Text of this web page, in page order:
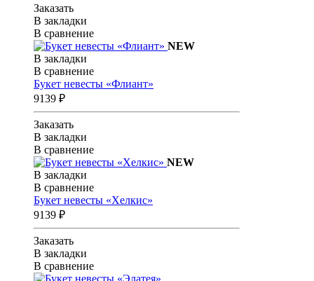
Заказать
В закладки
В сравнение
NEW
В закладки
В сравнение
Букет невесты «Флиант»
9139 ₽
Заказать
В закладки
В сравнение
NEW
В закладки
В сравнение
Букет невесты «Хелкис»
9139 ₽
Заказать
В закладки
В сравнение